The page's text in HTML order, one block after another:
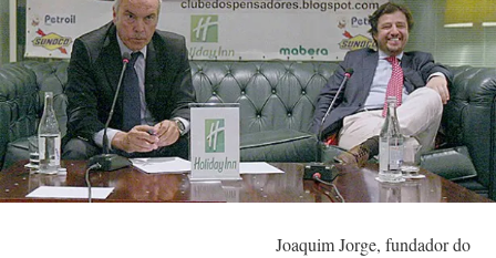
Joaquim Jorge, fundador do